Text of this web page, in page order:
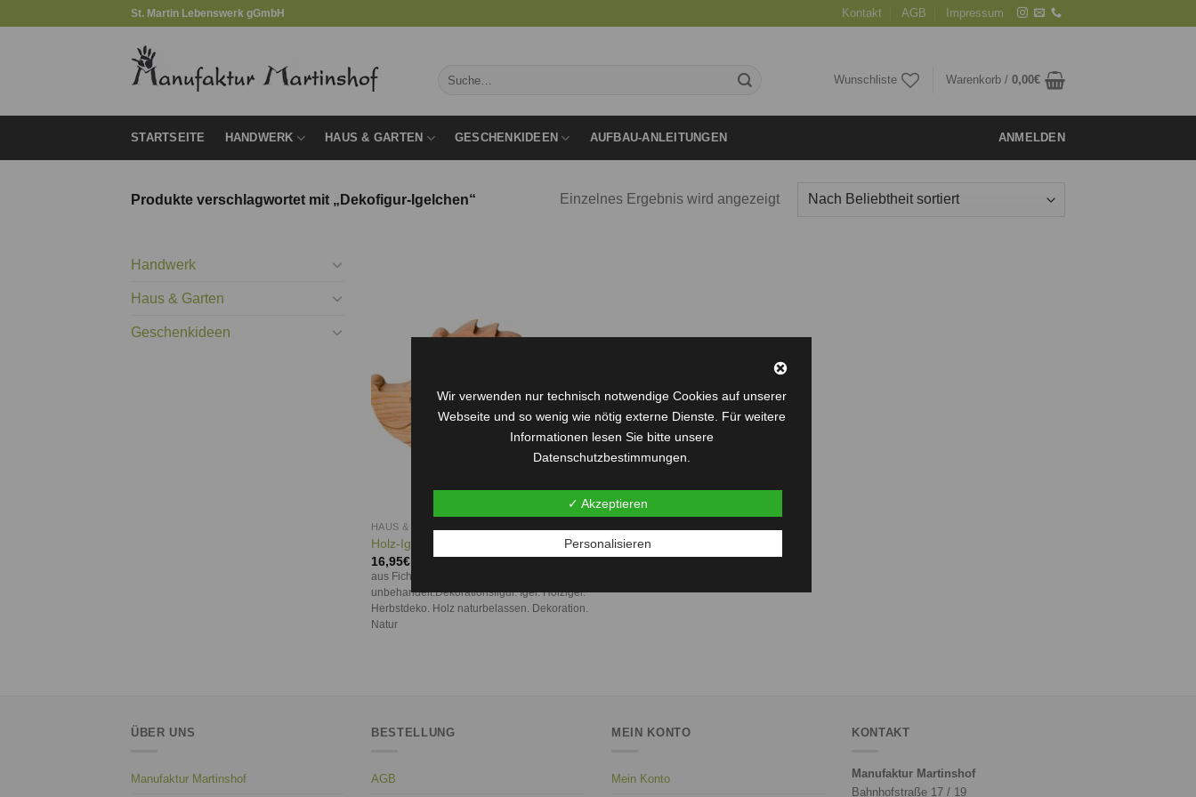
St. Martin Lebenswerk gGmbH Kontakt AGB Impressum
Wunschliste Warenkorb / 0,00€
STARTSEITE HANDWERK HAUS & GARTEN GESCHENKIDEEN AUFBAU-ANLEITUNGEN ANMELDEN
Produkte verschlagwortet mit „Dekofigur-Igelchen“ Einzelnes Ergebnis wird angezeigt
Handwerk
Haus & Garten
Geschenkideen
HAUS & GARTEN
Holz-Igel
16,95€
aus Fichtenholz.
unbehandelt.Dekorationsfigur. Igel. Holzigel.
Herbstdeko. Holz naturbelassen. Dekoration.
Natur
ÜBER UNS
Manufaktur Martinshof
BESTELLUNG
AGB
MEIN KONTO
Mein Konto
KONTAKT
Manufaktur Martinshof
Bahnhofstraße 17 / 19
Wir verwenden nur technisch notwendige Cookies auf unserer
Webseite und so wenig wie nötig externe Dienste. Für weitere
Informationen lesen Sie bitte unsere
Datenschutzbestimmungen.
✓ Akzeptieren
Personalisieren